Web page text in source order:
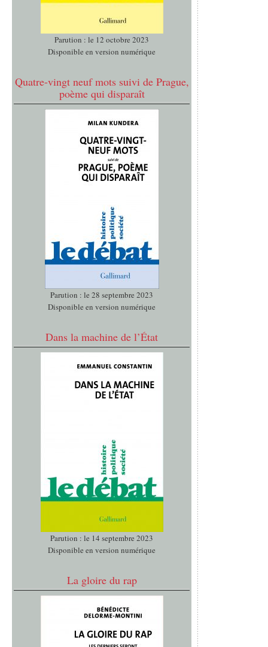
Parution : le 12 octobre 2023
Disponible en version numérique
Quatre-vingt neuf mots suivi de Prague,
poème qui disparaît
Parution : le 28 septembre 2023
Disponible en version numérique
Dans la machine de l’État
Parution : le 14 septembre 2023
Disponible en version numérique
La gloire du rap